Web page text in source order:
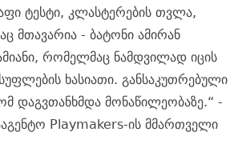
ტესტი, კლასტერების თვლა,
მთავარია - ბატონი ამირან
რომელმაც ნამდვილად იცის
ხასიათი. განსაკუთრებული
დაგვთანხმდა მონაწილეობაზე.“ -
Playmakers-ის მმართველი